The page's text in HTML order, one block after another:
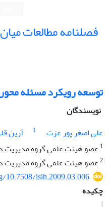
فصلنامه مطالعات
توسعه رویکرد مسئله ‎محوری در مطالعات میان رشته‎ای
نویسندگان
علی اصغر پور عزت
1 آرین
1 عضو هیئت علمی گروه مدیریت
2عضو هیئت علمی گروه مدیریت
10.7508/isih.2009.03.006
چکیده